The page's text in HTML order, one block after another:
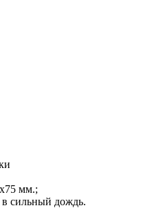
мм.;
сильный дождь.